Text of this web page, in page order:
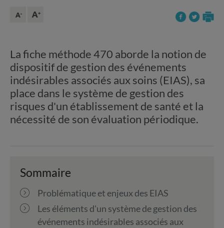
La fiche méthode 470 aborde la notion de
dispositif de gestion des événements
indésirables associés aux soins (EIAS), sa
place dans le système de gestion des
risques d'un établissement de santé et la
nécessité de son évaluation périodique.
Sommaire
Problématique et enjeux des EIAS
Les éléments d'un système de gestion des
événements indésirables associés aux